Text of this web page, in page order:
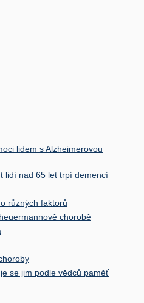
lidem s Alzheimerovou
lidí nad 65 let trpí demencí
různých faktorů
chorobě
se jim podle vědců paměť